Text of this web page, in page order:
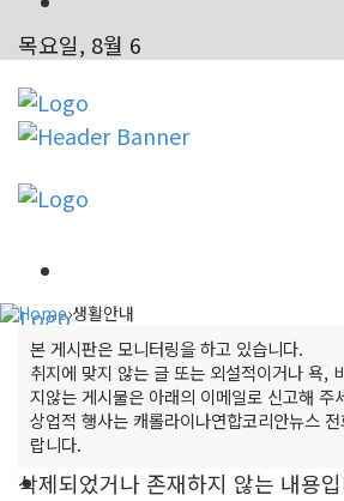
목요일, 8월 6
교계소식
한인타운 소식
이민뉴스
캐롤라이나 뉴스
교계소식
한인타운 소식
Home›생활안내
본 게시판은 모니터링을 하고 있습니다.
취지에 맞지 않는 글 또는 외설적이거나 욕,
지않는 게시물은 아래의 이메일로 신고해 주
상업적 행사는 캐롤라이나연합코리안뉴스
랍니다.
삭제되었거나 존재하지 않는 내용